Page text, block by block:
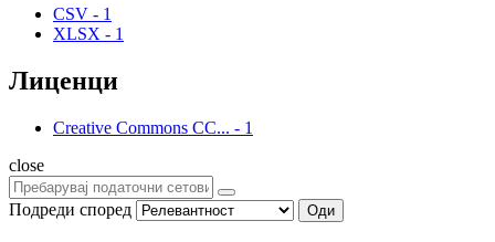
CSV - 1
XLSX - 1
Лиценци
Creative Commons CC... - 1
close
Подреди според Оди